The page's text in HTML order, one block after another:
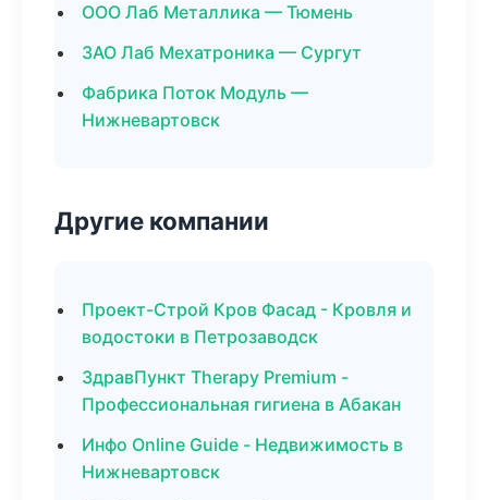
ООО Лаб Металлика — Тюмень
ЗАО Лаб Мехатроника — Сургут
Фабрика Поток Модуль —
Нижневартовск
Другие компании
Проект-Строй Кров Фасад - Кровля и
водостоки в Петрозаводск
ЗдравПункт Therapy Premium -
Профессиональная гигиена в Абакан
Инфо Online Guide - Недвижимость в
Нижневартовск